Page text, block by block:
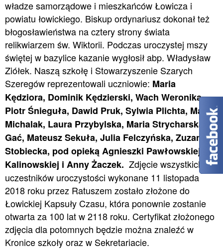
władze samorządowe i mieszkańców Łowicza i
powiatu łowickiego. Biskup ordynariusz dokonał też
błogosławieństwa na cztery strony świata
relikwiarzem św. Wiktorii. Podczas uroczystej mszy
świętej w bazylice kazanie wygłosił abp. Władysław
Ziółek. Naszą szkołę i Stowarzyszenie Szarych
Szeregów reprezentowali uczniowie: Maria
Kędziora, Dominik Kędzierski, Wach Weronika,
Piotr Śnieguła, Dawid Pruk, Sylwia Plichta, Maria
Michalak, Laura Przybylska, Maria Strycharska-
Gać, Mateusz Sekuła, Julia Felczyńska, Zuzanna
Stobiecka, pod opieką Agnieszki Pawłowskiej-
Kalinowskiej i Anny Żaczek. Zdjęcie wszystkich
uczestników uroczystości wykonane 11 listopada
2018 roku przez Ratuszem zostało złożone do
Łowickiej Kapsuły Czasu, która ponownie zostanie
otwarta za 100 lat w 2118 roku. Certyfikat złożonego
zdjęcia dla potomnych będzie można znaleźć w
Kronice szkoły oraz w Sekretariacie.